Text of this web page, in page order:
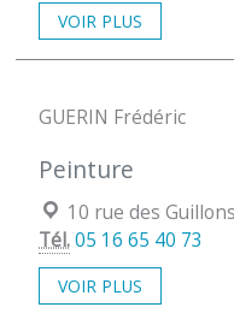
VOIR PLUS
GUERIN Frédéric
Peinture
Localisation :
10 rue des
Tél.05 16 65 40 73
VOIR PLUS